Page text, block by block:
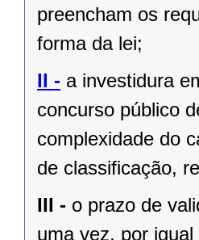
preencham os
forma da lei;
II - a investidura
concurso público
complexidade do
de classificação,
III - o prazo de
uma vez, por igual